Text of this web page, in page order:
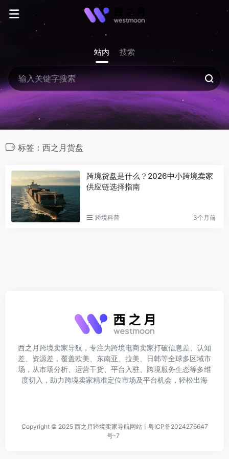
站内 搜索
标签：西之月货盘
跨境货盘是什么？2026中小跨境卖家
供应链选择指南
跨境科普 3个月前
西之月跨境卖家导航，专注为跨境电商卖家打破信息差、认知
差、资源差，覆盖欧美、东南亚、拉美、日韩等全球多区域市
场，从市场分析、运营干货、平台入驻、跨境服务生态等多维
度切入，助力跨境卖家精准定位市场及平台机会，轻松出海
Copyright © 2025 西之月跨境卖家导航网站丨 粤ICP备2024276647
号-7